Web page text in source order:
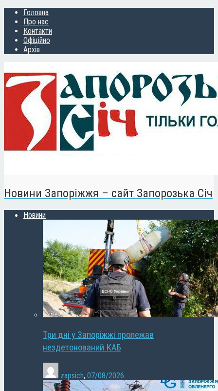
Головна
Про нас
Контакти
Офіційно
Архів
Новини Запоріжжя – сайт Запорозька Січ
Новини
Три дні у Запоріжжі пролежав
нездетонований КАБ
zapsich, 07/08/2026